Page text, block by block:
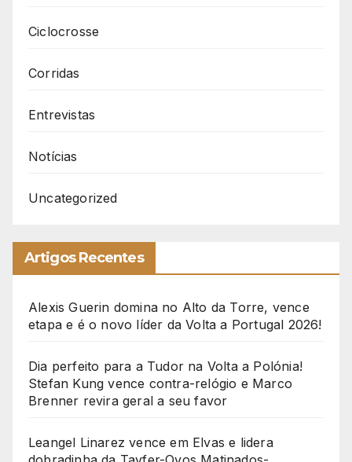
Ciclocrosse
Corridas
Entrevistas
Notícias
Uncategorized
Artigos Recentes
Alexis Guerin domina no Alto da Torre, vence
etapa e é o novo líder da Volta a Portugal 2026!
Dia perfeito para a Tudor na Volta a Polónia!
Stefan Kung vence contra-relógio e Marco
Brenner revira geral a seu favor
Leangel Linarez vence em Elvas e lidera